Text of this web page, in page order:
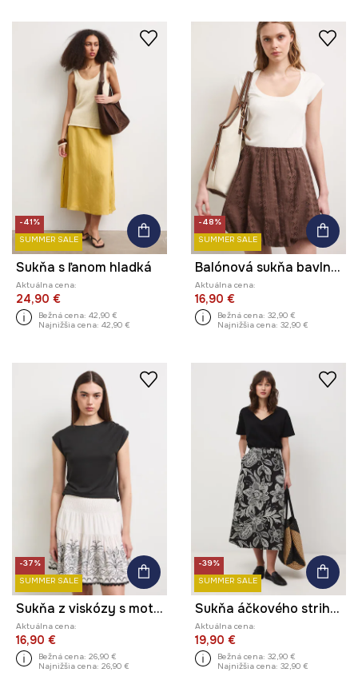
-41%
SUMMER SALE
Sukňa s ľanom hladká
Aktuálna cena:
24,90 €
Bežná cena: 42,90 €
Najnižšia cena: 42,90 €
-48%
SUMMER SALE
Balónová sukňa bavlnená s výšivkou
Aktuálna cena:
16,90 €
Bežná cena: 32,90 €
Najnižšia cena: 32,90 €
-37%
SUMMER SALE
Sukňa z viskózy s motívom zeleniny
Aktuálna cena:
16,90 €
Bežná cena: 26,90 €
Najnižšia cena: 26,90 €
-39%
SUMMER SALE
Sukňa áčkového strihu s prímesou ľanu s opaskom
Aktuálna cena:
19,90 €
Bežná cena: 32,90 €
Najnižšia cena: 32,90 €